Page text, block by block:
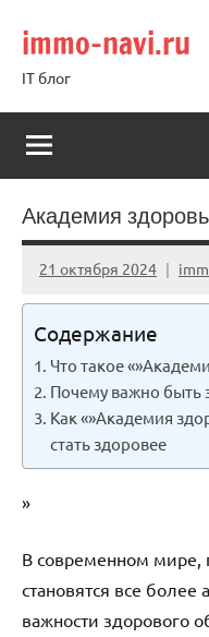
содержимому
immo-navi.ru
IT блог
Академия
21 октября 2024
Содержание
Что такое
Почему важно быть
Как «»Академия
стать здоровее
»
В современном мире,
становятся все более
важности здорового